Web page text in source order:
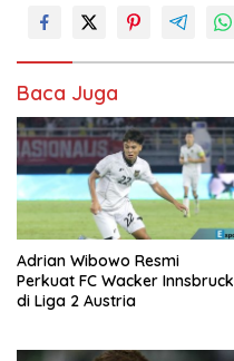
Baca Juga
Adrian Wibowo Resmi
Perkuat FC Wacker Innsbruck
di Liga 2 Austria